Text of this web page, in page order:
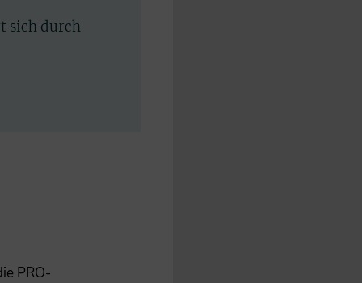
sich durch
PRO-